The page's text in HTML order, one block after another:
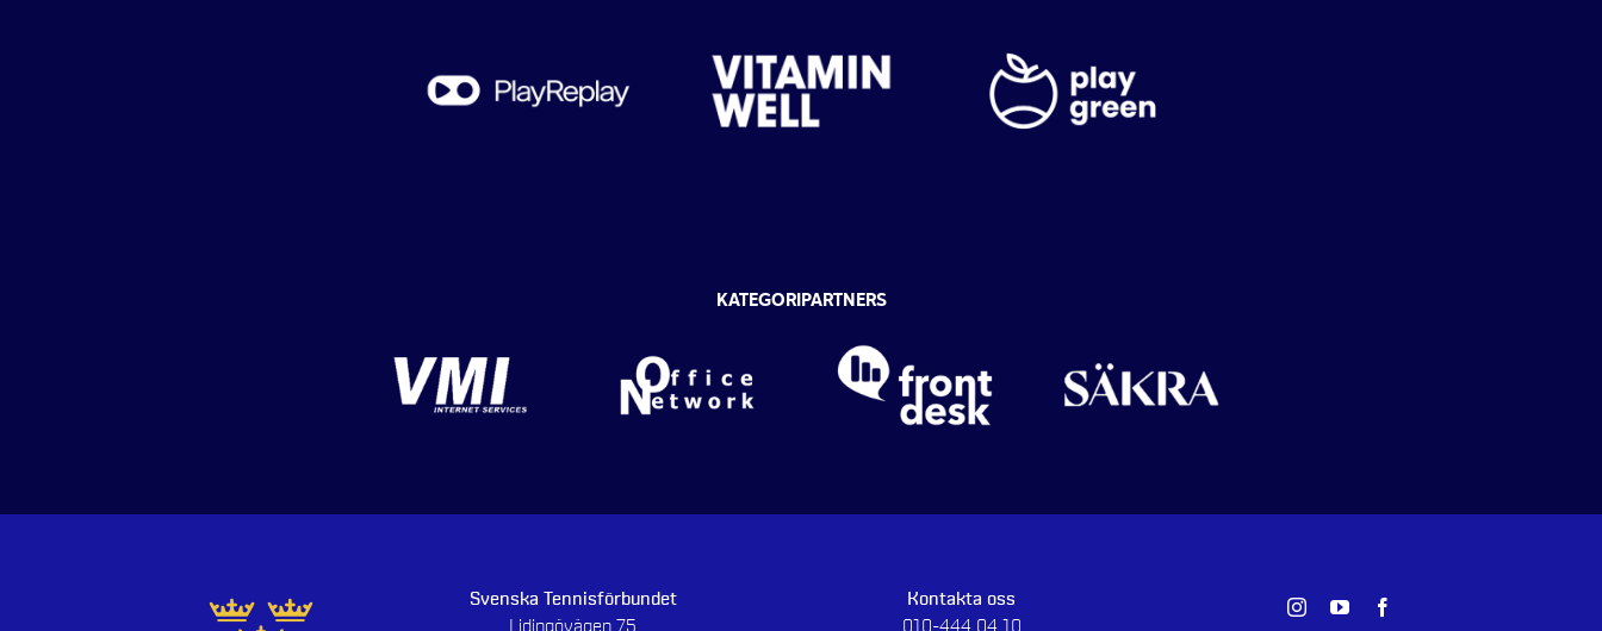
KATEGORIPARTNERS
Svenska Tennisförbundet
Lidingövägen 75
Kontakta oss
010-444 04 10